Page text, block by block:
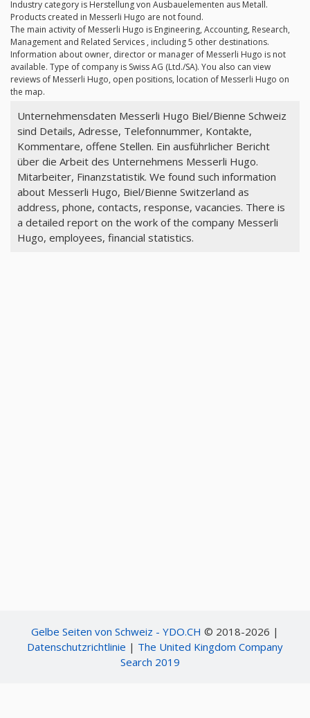
Industry category is Herstellung von Ausbauelementen aus Metall.
Products created in Messerli Hugo are not found.
The main activity of Messerli Hugo is Engineering, Accounting, Research,
Management and Related Services , including 5 other destinations.
Information about owner, director or manager of Messerli Hugo is not
available. Type of company is Swiss AG (Ltd./SA). You also can view
reviews of Messerli Hugo, open positions, location of Messerli Hugo on
the map.
Unternehmensdaten Messerli Hugo Biel/Bienne Schweiz
sind Details, Adresse, Telefonnummer, Kontakte,
Kommentare, offene Stellen. Ein ausführlicher Bericht
über die Arbeit des Unternehmens Messerli Hugo.
Mitarbeiter, Finanzstatistik. We found such information
about Messerli Hugo, Biel/Bienne Switzerland as
address, phone, contacts, response, vacancies. There is
a detailed report on the work of the company Messerli
Hugo, employees, financial statistics.
Gelbe Seiten von Schweiz - YDO.CH © 2018-2026 |
Datenschutzrichtlinie | The United Kingdom Company
Search 2019